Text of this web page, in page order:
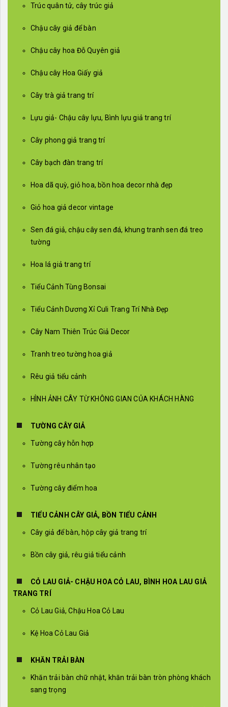
Trúc quân tử, cây trúc giả
Chậu cây giả để bàn
Chậu cây hoa Đỗ Quyên giả
Chậu cây Hoa Giấy giả
Cây trà giả trang trí
Lựu giả- Chậu cây lựu, Bình lựu giả trang trí
Cây phong giả trang trí
Cây bạch đàn trang trí
Hoa dã quỳ, giỏ hoa, bồn hoa decor nhà đẹp
Giỏ hoa giả decor vintage
Sen đá giả, chậu cây sen đá, khung tranh sen đá treo
tường
Hoa lá giả trang trí
Tiểu Cảnh Tùng Bonsai
Tiểu Cảnh Dương Xỉ Culi Trang Trí Nhà Đẹp
Cây Nam Thiên Trúc Giả Decor
Tranh treo tường hoa giả
Rêu giả tiểu cảnh
HÌNH ẢNH CÂY TỪ KHÔNG GIAN CỦA KHÁCH HÀNG
TƯỜNG CÂY GIẢ
Tường cây hỗn hợp
Tường rêu nhân tạo
Tường cây điểm hoa
TIỂU CẢNH CÂY GIẢ, BỒN TIỂU CẢNH
Cây giả để bàn, hộp cây giả trang trí
Bồn cây giả, rêu giả tiểu cảnh
CỎ LAU GIẢ- CHẬU HOA CỎ LAU, BÌNH HOA LAU GIẢ
TRANG TRÍ
Cỏ Lau Giả, Chậu Hoa Cỏ Lau
Kệ Hoa Cỏ Lau Giả
KHĂN TRẢI BÀN
Khăn trải bàn chữ nhật, khăn trải bàn tròn phòng khách
sang trọng